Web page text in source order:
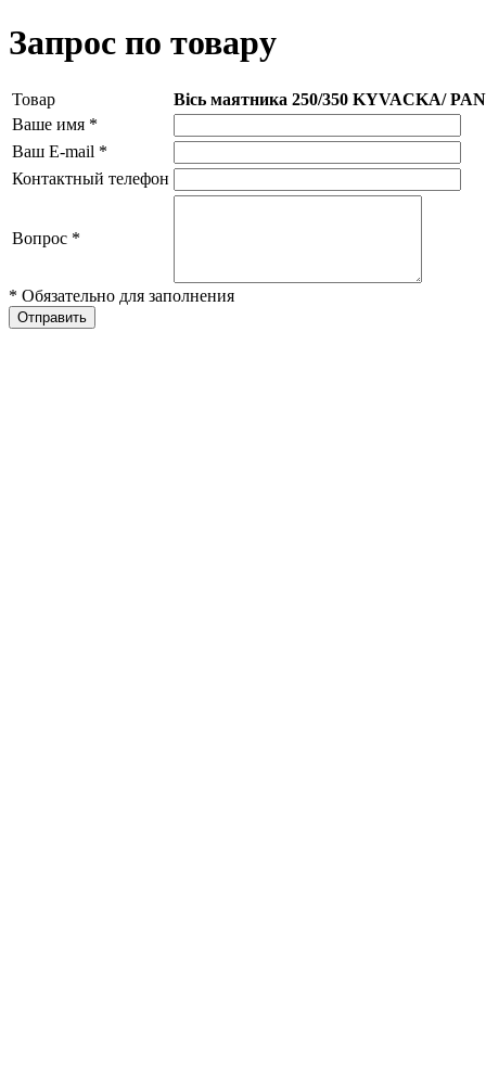
Запрос по товару
Товар
Вісь маятника 250/350 KYVACKA/
Ваше имя *
Ваш E-mail *
Контактный телефон
Вопрос *
* Обязательно для заполнения
Отправить